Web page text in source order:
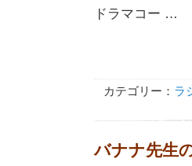
ドラマコー …
カテゴリー： ラ
バナナ先生